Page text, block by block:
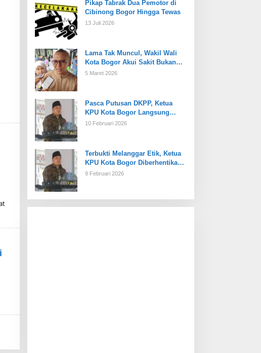
Pikap Tabrak Dua Pemotor di
Cibinong Bogor Hingga Tewas
13 Juli 2026
Lama Tak Muncul, Wakil Wali
Kota Bogor Akui Sakit Bukan
Karena Masalah Internal
5 Maret 2026
Pasca Putusan DKPP, Ketua
KPU Kota Bogor Langsung
Dijabat Plt
10 Februari 2026
Terbukti Melanggar Etik, Ketua
KPU Kota Bogor Diberhentikan
Tetap
9 Februari 2026